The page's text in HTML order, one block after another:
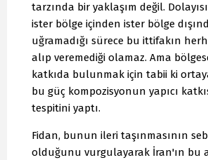
tarzında bir yaklaşım değil.
ister bölge içinden ister bölge
uğramadığı sürece bu ittifakın
alıp veremediği olamaz. Ama
katkıda bulunmak için tabii ki
bu güç kompozisyonun yapıcı
tespitini yaptı.
Fidan, bunun ileri taşınmasının
olduğunu vurgulayarak İran'ın bu